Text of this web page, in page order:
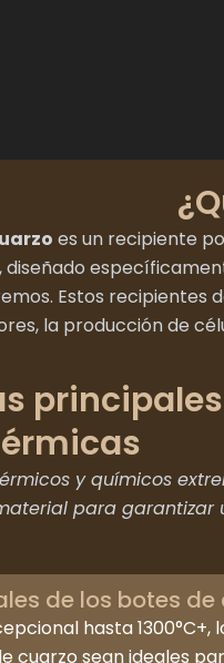
es un recipiente
diseñado
Estos recipientes
la producción de
principales
y químicos
para garantizar
de los botes
hasta 1300°C+,
cuarzo sean ideales